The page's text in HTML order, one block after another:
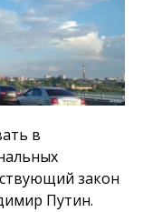
в
закон
Путин.